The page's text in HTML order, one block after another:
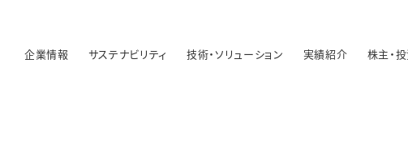
企業情報 サステナビリティ 技術・ソリューション 実績紹介 株主・